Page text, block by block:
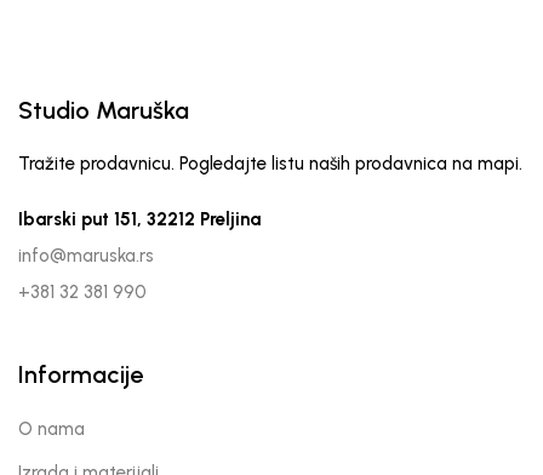
Studio Maruška
Tražite prodavnicu. Pogledajte listu naših prodavnica na mapi.
Ibarski put 151, 32212 Preljina
info@maruska.rs
+381 32 381 990
Informacije
O nama